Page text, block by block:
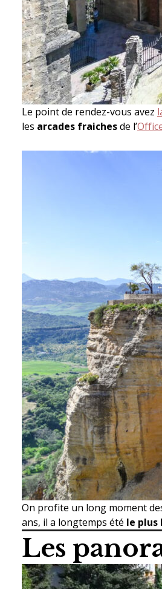
Le point de rendez-vous avez
les arcades fraichesde l’
On profite un long moment
ans, il a longtemps été le plus
Les